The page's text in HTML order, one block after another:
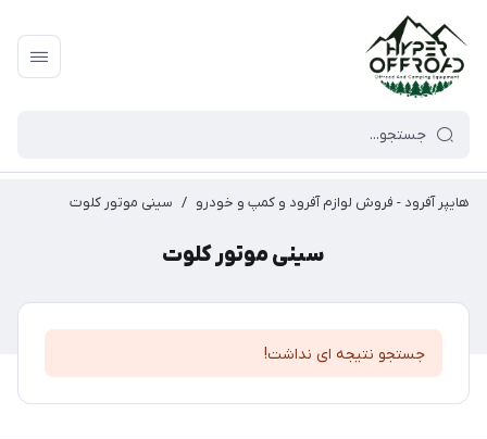
هایپر آفرود - فروش لوازم آفرود و کمپ و خودرو / سینی موتور کلوت
سینی موتور کلوت
جستجو نتیجه ای نداشت!